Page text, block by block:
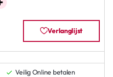
Verlanglijst
Veilig Online betalen